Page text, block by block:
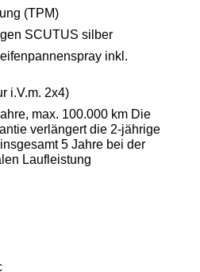
(TPM)
SCUTUS silber
inkl.
i.V.m. 2x4)
max. 100.000 km Die
verlängert die 2-jährige
5 Jahre bei der
Laufleistung